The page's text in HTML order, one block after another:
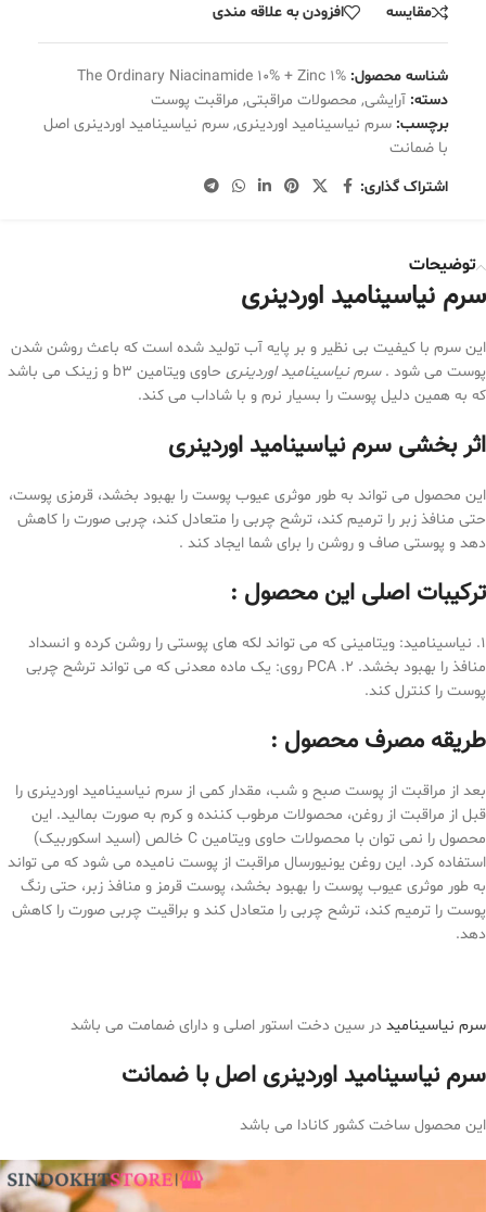
مقایسه
افزودن به علاقه مندی
شناسه محصول: The Ordinary Niacinamide 10% + Zinc 1%
دسته: آرایشی, محصولات مراقبتی, مراقبت پوست
برچسب: سرم نیاسینامید اوردینری, سرم نیاسینامید اوردینری اصل
با ضمانت
اشتراک گذاری:
توضیحات
سرم نیاسینامید اوردینری
این سرم با کیفیت بی نظیر و بر پایه آب تولید شده است که باعث روشن شدن
پوست می شود .سرم نیاسینامید اوردینری
حاوی ویتامین b3 و زینک می باشد
که به همین دلیل پوست را بسیار نرم و با شاداب می کند.
اثر بخشی سرم نیاسینامید اوردینری
این محصول می تواند به طور موثری عیوب پوست را بهبود بخشد، قرمزی پوست،
حتی منافذ زبر را ترمیم کند، ترشح چربی را متعادل کند، چربی صورت را کاهش
دهد و پوستی صاف و روشن را برای شما ایجاد کند .
ترکیبات اصلی این محصول :
1. نیاسینامید: ویتامینی که می تواند لکه های پوستی را روشن کرده و انسداد
منافذ را بهبود بخشد. 2. PCA روی: یک ماده معدنی که می تواند ترشح چربی
پوست را کنترل کند.
طریقه مصرف محصول :
بعد از مراقبت از پوست صبح و شب، مقدار کمی از سرم نیاسینامید اوردینری را
قبل از مراقبت از روغن، محصولات مرطوب کننده و کرم به صورت بمالید. این
محصول را نمی توان با محصولات حاوی ویتامین C خالص (اسید اسکوربیک)
استفاده کرد. این روغن یونیورسال مراقبت از پوست نامیده می شود که می تواند
به طور موثری عیوب پوست را بهبود بخشد، پوست قرمز و منافذ زبر، حتی رنگ
پوست را ترمیم کند، ترشح چربی را متعادل کند و براقیت چربی صورت را کاهش
دهد.
سرم نیاسینامید در سین دخت استور اصلی و دارای ضمامت می باشد
سرم نیاسینامید اوردینری اصل با ضمانت
این محصول ساخت کشور کانادا می باشد